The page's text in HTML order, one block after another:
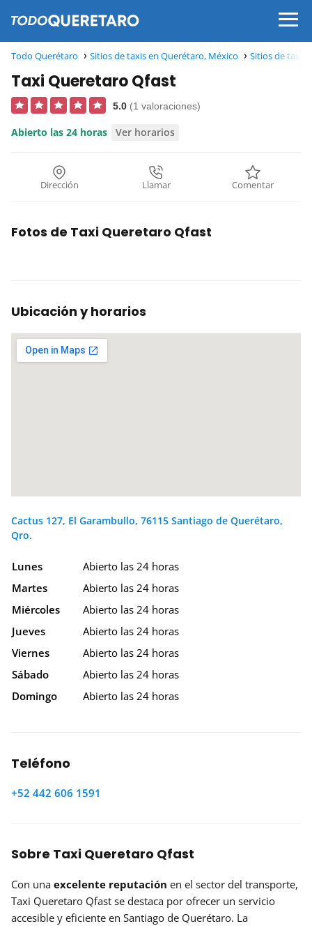
Todo Querétaro Sitios de taxis en Querétaro, México Sitios de taxis
Taxi Queretaro Qfast
5.0 (1 valoraciones)
Abierto las 24 horas Ver horarios
Dirección Llamar Comentar
Fotos de Taxi Queretaro Qfast
Ubicación y horarios
Cactus 127, El Garambullo, 76115 Santiago de Querétaro,
Qro.
Lunes
Abierto las 24 horas
Martes
Abierto las 24 horas
Miércoles
Abierto las 24 horas
Jueves
Abierto las 24 horas
Viernes
Abierto las 24 horas
Sábado
Abierto las 24 horas
Domingo
Abierto las 24 horas
Teléfono
+52 442 606 1591
Sobre Taxi Queretaro Qfast
Con una excelente reputación en el sector del transporte,
Taxi Queretaro Qfast se destaca por ofrecer un servicio
accesible y eficiente en Santiago de Querétaro. La